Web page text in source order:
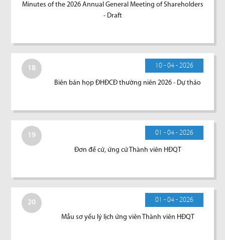
Minutes of the 2026 Annual General Meeting of Shareholders
- Draft
18 10 - 04 - 2026
Biên bản họp ĐHĐCĐ thường niên 2026 - Dự thảo
19 01 - 04 - 2026
Đơn đề cử, ứng cử Thành viên HĐQT
20 01 - 04 - 2026
Mẫu sơ yếu lý lịch ứng viên Thành viên HĐQT